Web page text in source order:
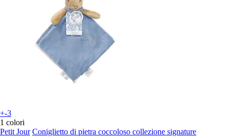
+-3
1 colori
Petit Jour Coniglietto di pietra coccoloso collezione signature